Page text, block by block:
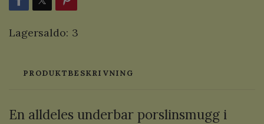
Lagersaldo: 3
PRODUKTBESKRIVNING
En alldeles underbar porslinsmugg i